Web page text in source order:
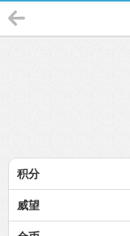
积分
威望